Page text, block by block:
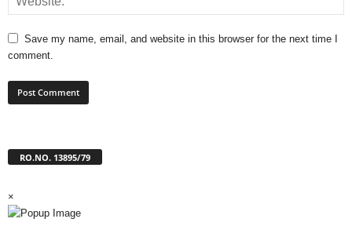
Save my name, email, and website in this browser for the next time I
comment.
RO.NO. 13895/79
×